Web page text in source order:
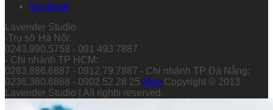
facebook
Lavender Studio
-Trụ sở Hà Nội:
0243.990.5758 - 091 493 7887
- Chi nhánh TP HCM:
0283.886.6887 - 0912.79.7887 - Chi nhánh TP Đà Nẵng:
0236.360.6868 - 0902 52 28 25 Map Copyright © 2013
Lavender Studio | All rights reserved.